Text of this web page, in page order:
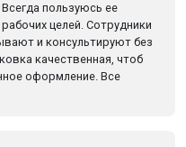
пользуюсь ее
целей. Сотрудники
и консультируют без
качественная, чтоб
оформление. Все